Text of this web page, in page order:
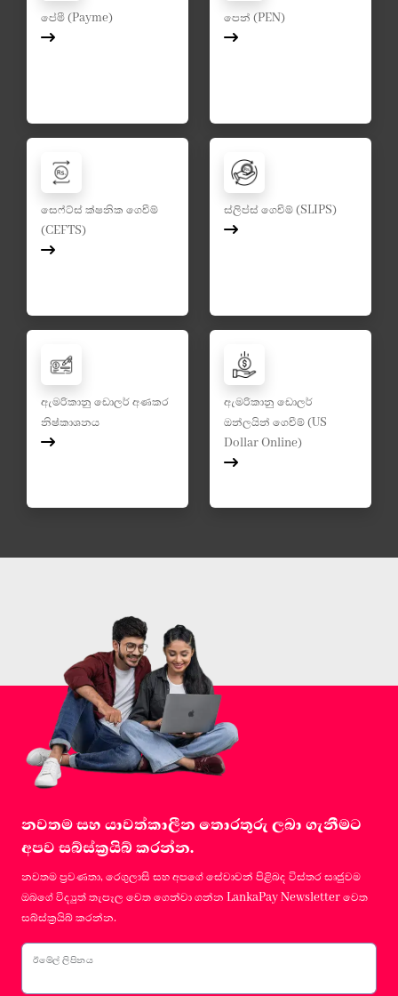
පේමී (Payme) පෙන් (PEN)
සෙෆ්ට්ස් ක්ෂනික ගෙවීම්
(CEFTS)
ස්ලිප්ස් ගෙවීම් (SLIPS)
ඇමරිකානු ඩොලර් අණකර
නිෂ්කාශනය
ඇමරිකානු ඩොලර්
ඔන්ලයින් ගෙවීම් (US
Dollar Online)
නවතම සහ යාවත්කාලීන තොරතුරු ලබා ගැනීමට
අපව සබ්ස්ක්‍රයිබ් කරන්න.
නවතම ප්‍රවණතා, රෙගුලාසි සහ අපගේ සේවාවන් පිළිබද විස්තර සෘජුවම
ඔබගේ විද්‍යුත් තැපෑල වෙත ගෙන්වා ගන්න LankaPay Newsletter වෙත
සබ්ස්ක්‍රයිබ් කරන්න.
ඊමේල් ලිපිනය